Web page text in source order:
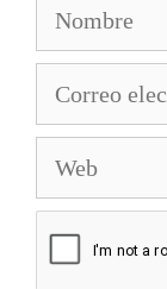
electrónico